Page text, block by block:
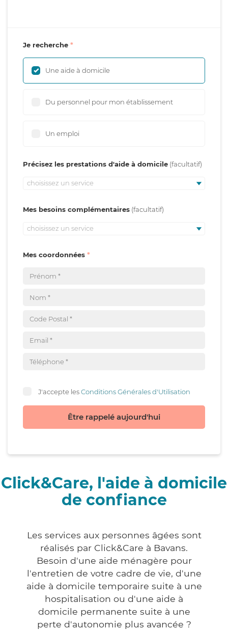
Je recherche
Une aide à domicile
Du personnel pour mon établissement
Un emploi
Précisez les prestations d'aide à domicile
choisissez un service
Mes besoins complémentaires
choisissez un service
Mes coordonnées
J'accepte lesConditions Générales d'Utilisation
Être rappelé aujourd'hui
Click&Care, l'aide à domicile
de confiance
Les services aux personnes âgées sont
réalisés par Click&Care à Bavans.
Besoin d'une aide ménagère pour
l'entretien de votre cadre de vie, d'une
aide à domicile temporaire suite à une
hospitalisation ou d'une aide à
domicile permanente suite à une
perte d'autonomie plus avancée ?